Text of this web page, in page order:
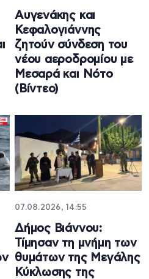
Αυγενάκης και
Κεφαλογιάννης
ζητούν σύνδεση του
νέου αεροδρομίου με
Μεσαρά και Νότο
(Βίντεο)
07.08.2026, 14:55
Δήμος Βιάννου:
Τίμησαν τη μνήμη των
θυμάτων της Μεγάλης
Κύκλωσης της